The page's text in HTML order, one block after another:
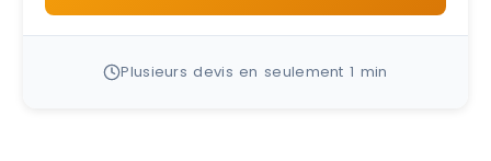
Plusieurs devis en seulement 1 min